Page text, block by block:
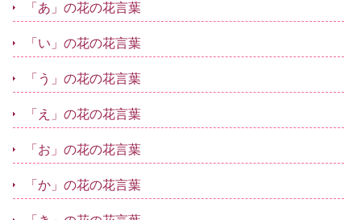
「あ」の花の花言葉
「い」の花の花言葉
「う」の花の花言葉
「え」の花の花言葉
「お」の花の花言葉
「か」の花の花言葉